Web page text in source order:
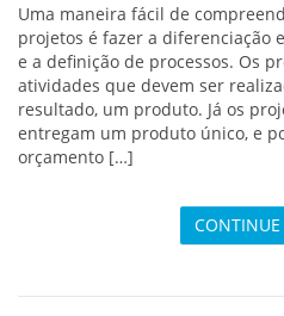
Uma maneira fácil de
projetos é fazer a diferenciação
e a definição de processos. Os
atividades que devem ser
resultado, um produto. Já os
entregam um produto único, e
orçamento […]